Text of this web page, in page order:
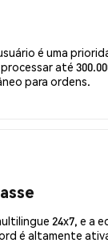
é uma
até
para ordens.
24x7, e a
é altamente